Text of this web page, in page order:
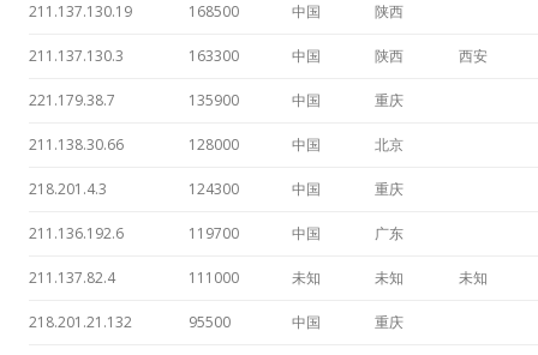
211.137.130.19 168500 中国 陕西
211.137.130.3 163300 中国 陕西 西安
221.179.38.7 135900 中国 重庆
211.138.30.66 128000 中国 北京
218.201.4.3 124300 中国 重庆
211.136.192.6 119700 中国 广东
211.137.82.4 111000 未知 未知 未知
218.201.21.132 95500 中国 重庆